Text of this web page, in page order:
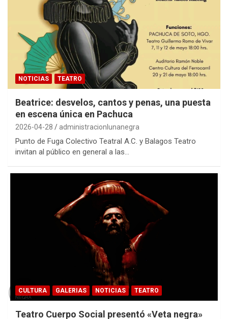
NOTICIAS TEATRO
Beatrice: desvelos, cantos y penas, una puesta
en escena única en Pachuca
2026-04-28 administracionlunanegra
Punto de Fuga Colectivo Teatral A.C. y Balagos Teatro
invitan al público en general a las…
CULTURA GALERIAS NOTICIAS TEATRO
Teatro Cuerpo Social presentó «Veta negra»